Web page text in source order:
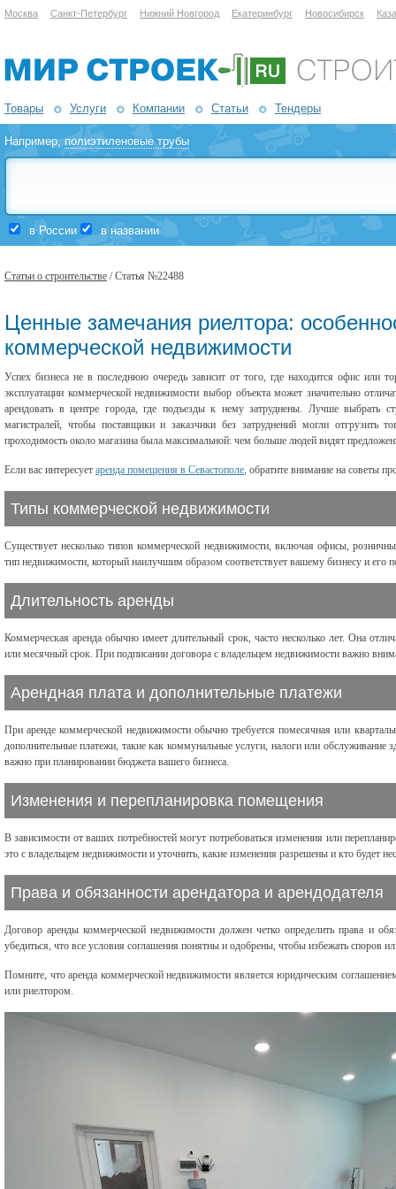
Москва Санкт-Петербург Нижний Новгород Екатеринбург Новосибирск
Товары Услуги Компании Статьи Тендеры
Например,полиэтиленовые трубы
в России в названии
Статьи о строительстве / Статья №22488
Ценные замечания риелтора:
коммерческой недвижимости
Успех бизнеса не в последнюю очередь зависит от того, где находится офис или
эксплуатации коммерческой недвижимости выбор объекта может значительно
арендовать в центре города, где подъезды к нему затруднены. Лучше выбрать
магистралей, чтобы поставщики и заказчики без затруднений могли
проходимость около магазина была максимальной: чем больше людей видят
Если вас интересует аренда помещения в Севастополе, обратите внимание на советы
Типы коммерческой недвижимости
Существует несколько типов коммерческой недвижимости, включая офисы,
тип недвижимости, который наилучшим образом соответствует вашему бизнесу и его
Длительность аренды
Коммерческая аренда обычно имеет длительный срок, часто несколько лет. Она
или месячный срок. При подписании договора с владельцем недвижимости важно
Арендная плата и дополнительные платежи
При аренде коммерческой недвижимости обычно требуется помесячная или
дополнительные платежи, такие как коммунальные услуги, налоги или обслуживание
важно при планировании бюджета вашего бизнеса.
Изменения и перепланировка помещения
В зависимости от ваших потребностей могут потребоваться изменения или
это с владельцем недвижимости и уточнить, какие изменения разрешены и кто будет
Права и обязанности арендатора и арендодателя
Договор аренды коммерческой недвижимости должен четко определить права и
убедиться, что все условия соглашения понятны и одобрены, чтобы избежать споров
Помните, что аренда коммерческой недвижимости является юридическим
или риелтором.